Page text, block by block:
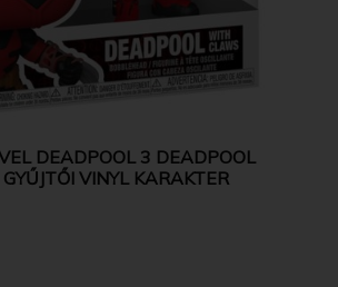
DEADPOOL 3 DEADPOOL
VINYL KARAKTER